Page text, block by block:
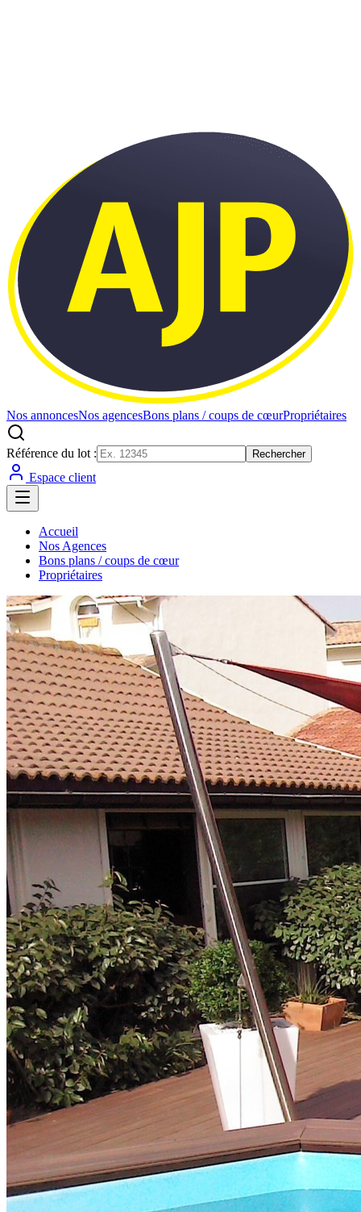
Nos annoncesNos agencesBons plans / coups de cœurPropriétaires
Référence du lot : Rechercher
Espace client
Accueil
Nos Agences
Bons plans / coups de cœur
Propriétaires